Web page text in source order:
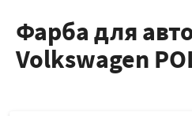
Фарба для
Volkswagen